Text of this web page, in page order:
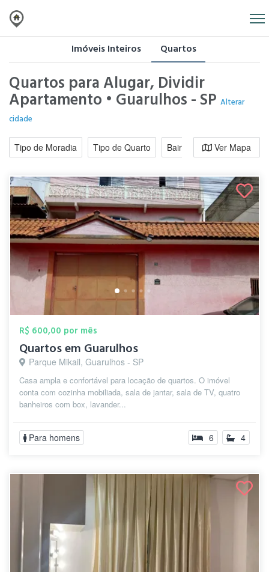
Imóveis Inteiros Quartos
Quartos para Alugar, Dividir
Apartamento • Guarulhos - SP Alterar
cidade
Tipo de Moradia Tipo de Quarto Bairro / RegiãoVer Mapa
R$ 600,00 por mês
Quartos em Guarulhos
Parque Mikail, Guarulhos - SP
Casa ampla e confortável para locação de quartos. O imóvel
conta com cozinha mobiliada, sala de jantar, sala de TV, quatro
banheiros com box, lavander...
Para homens 6 4